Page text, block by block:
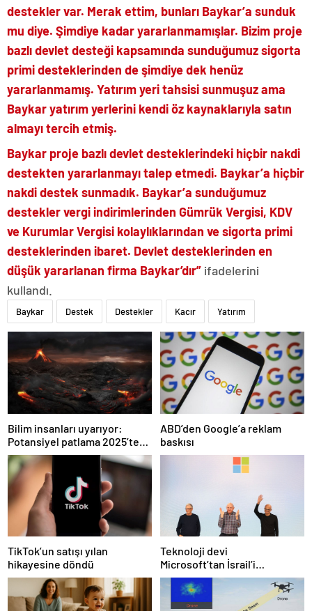
destekler var. Merak ettim, bunları Baykar’a sunduk
mu diye. Şimdiye kadar yararlanmamışlar. Bizim proje
bazlı devlet desteği kapsamında sunduğumuz sigorta
primi desteklerinden de şimdiye dek henüz
yararlanmamış. Yatırım yeri tahsisi sunmuşuz ama
Baykar yatırım yerlerini kendi öz kaynaklarıyla satın
almayı tercih etmiş.
Baykar proje bazlı devlet desteklerindeki hiçbir nakdi
destekten yararlanmayı talep etmedi. Baykar’a hiçbir
nakdi destek sunmadık. Baykar’a sunduğumuz
destekler vergi indirimlerinden Gümrük Vergisi, KDV
ve Kurumlar Vergisi kolaylıklarından ve sigorta primi
desteklerinden ibaret. Devlet desteklerinden en
düşük yararlanan firma Baykar’dır” ifadelerini
kullandı.
Baykar Destek Destekler Kacır Yatırım
Bilim insanları uyarıyor:
Potansiyel patlama 2025’te
bekleniyor!
ABD’den Google’a reklam
baskısı
TikTok’un satışı yılan
hikayesine döndü
Teknoloji devi
Microsoft’tan İsrail’i
sevindirecek haber